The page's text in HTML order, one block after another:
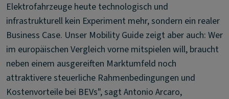
Elektrofahrzeuge heute technologisch und
infrastrukturell kein Experiment mehr, sondern ein realer
Business Case. Unser Mobility Guide zeigt aber auch: Wer
im europäischen Vergleich vorne mitspielen will, braucht
neben einem ausgereiften Marktumfeld noch
attraktivere steuerliche Rahmenbedingungen und
Kostenvorteile bei BEVs", sagt Antonio Arcaro,